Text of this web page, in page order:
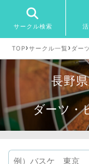
サークル検索
TOP›サークル一覧 › ダー
長野
ダーツ・